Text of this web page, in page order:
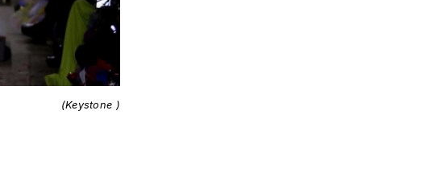
(Keystone )